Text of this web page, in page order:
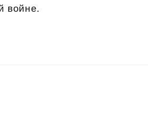
войне.